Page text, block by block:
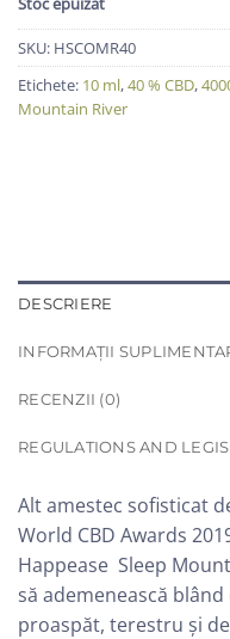
SKU: HSCOMR40
Etichete: 10 ml,40 % CBD,
Mountain River
DESCRIERE
INFORMAȚII
RECENZII (0)
REGULATIONS AND
Alt amestec sofisticat
World CBD Awards
Happease Sleep
să ademenească
proaspăt, terestru și